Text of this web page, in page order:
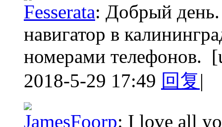
Fesserata: Добрый день.
навигатор в
номерами телефонов.
2018-5-29 17:49 回复|
JamesFoorp: I love all